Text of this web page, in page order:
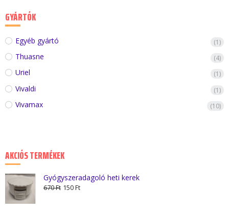
AKCIÓS TERMÉKEK
Gyógyszeradagoló heti kerek
670Ft Original
150FtCurrent
GYÁRTÓK
Egyéb gyártó (1)
Thuasne (4)
Uriel (1)
Vivaldi (1)
Vivamax (10)